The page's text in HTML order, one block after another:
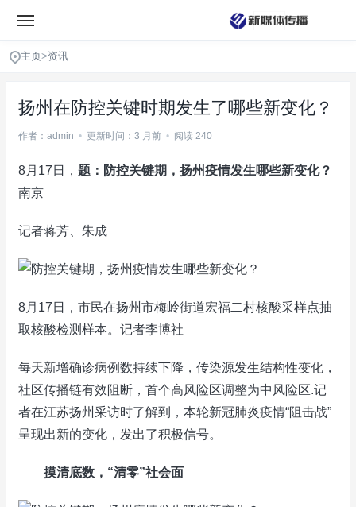
主页>资讯
扬州在防控关键时期发生了哪些新变化？
作者：admin • 更新时间：3 月前 • 阅读 240
8月17日， 题：防控关键期，扬州疫情发生哪些新变化？
南京
记者蒋芳、朱成
8月17日，市民在扬州市梅岭街道宏福二村核酸采样点抽
取核酸检测样本。记者李博社
每天新增确诊病例数持续下降，传染源发生结构性变化，
社区传播链有效阻断，首个高风险区调整为中风险区.记
者在江苏扬州采访时了解到，本轮新冠肺炎疫情“阻击战”
呈现出新的变化，发出了积极信号。
摸清底数，“清零”社会面